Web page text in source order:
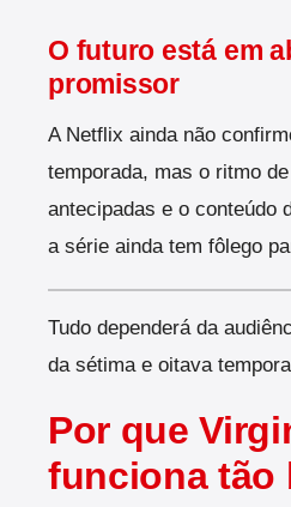
O futuro está em
promissor
A Netflix ainda não
temporada, mas o ritmo
antecipadas e o conteúdo
a série ainda tem fôlego
Tudo dependerá da
da sétima e oitava
Por que
funciona tão